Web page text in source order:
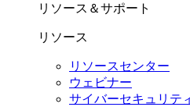
リソース＆サポート
リソース
リソースセンター
ウェビナー
サイバーセキュリテ